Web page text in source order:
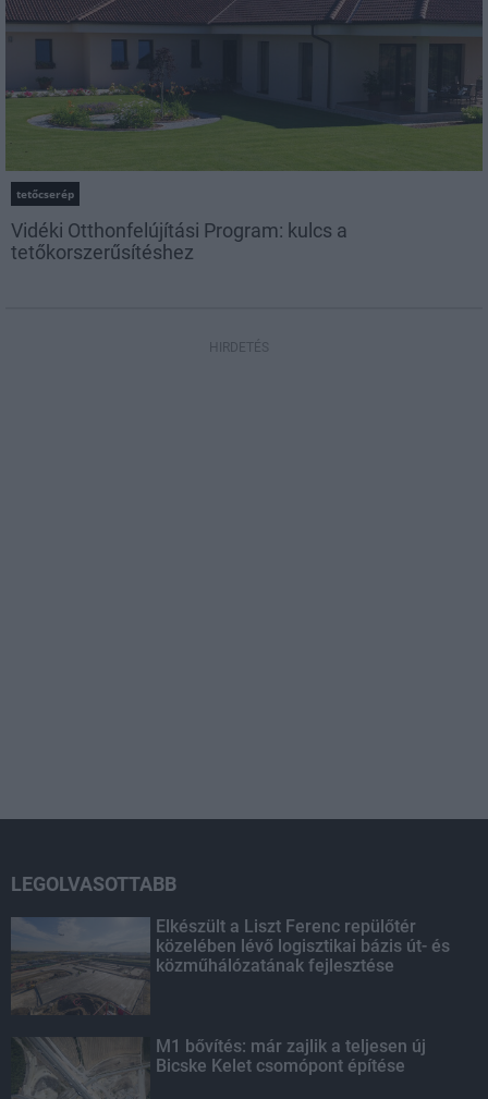
tetőcserép
Vidéki Otthonfelújítási Program: kulcs a
tetőkorszerűsítéshez
HIRDETÉS
LEGOLVASOTTABB
Elkészült a Liszt Ferenc repülőtér
közelében lévő logisztikai bázis út- és
közműhálózatának fejlesztése
M1 bővítés: már zajlik a teljesen új
Bicske Kelet csomópont építése